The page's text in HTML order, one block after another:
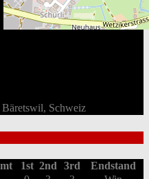
Bäretswil, Schweiz
1st 2nd 3rd
Endstand